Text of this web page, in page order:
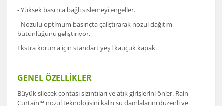
- Yüksek basınca bağlı sislemeyi engeller.
- Nozulu optimum basınçta çalıştırarak nozul dağıtım
bütünlüğünü geliştiriyor.
Ekstra koruma için standart yeşil kauçuk kapak.
GENEL ÖZELLİKLER
Büyük silecek contası sızıntıları ve atık girişlerini önler. Rain
Curtain™ nozul teknolojisini kalın su damlalarını düzenli ve